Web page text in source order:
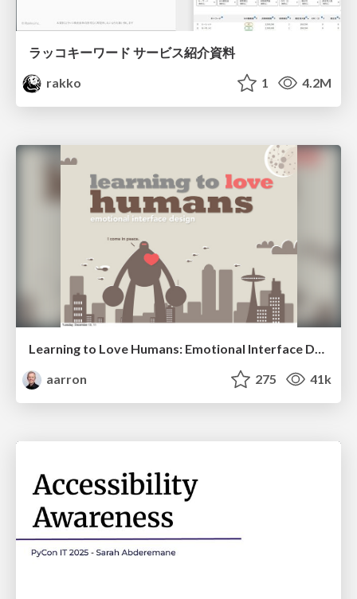
ラッコキーワード サービス紹介資料
rakko
1 4.2M
Learning to Love Humans: Emotional Interface Design
aarron
275 41k